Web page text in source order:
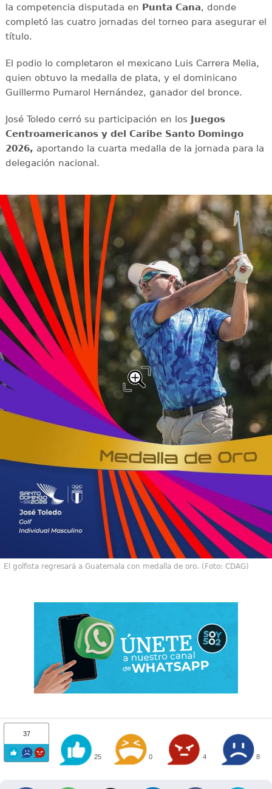
la competencia disputada en Punta Cana, donde
completó las cuatro jornadas del torneo para asegurar el
título.
El podio lo completaron el mexicano Luis Carrera Melia,
quien obtuvo la medalla de plata, y el dominicano
Guillermo Pumarol Hernández, ganador del bronce.
José Toledo cerró su participación en los
Juegos
Centroamericanos y del Caribe Santo Domingo
2026, aportando la cuarta medalla de la jornada para la
delegación nacional.
El golfista regresará a Guatemala con medalla de oro. (Foto: CDAG)
37
25 0 4 8